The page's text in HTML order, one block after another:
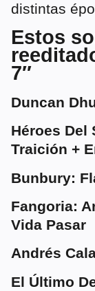
distintas
Estos
7″
Duncan
Héroes Del
Traición +
Bunbury:
Fangoria:
Vida Pasar
Andrés
El Último